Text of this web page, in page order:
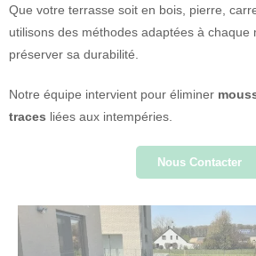
Que votre terrasse soit en bois, pierre,
utilisons des méthodes adaptées à chaque
préserver sa durabilité.
Notre équipe intervient pour éliminer
traces liées aux intempéries.
Nous Contacter